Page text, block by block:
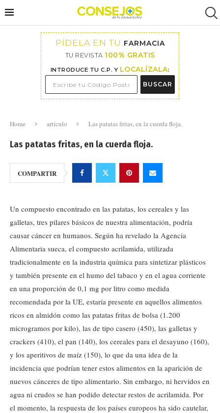
PÍDELA EN TU FARMACIA
TU REVISTA 100% GRATIS
INTRODUCE TU C.P. Y LOCALÍZALA:
BUSCAR
Home artículo Las patatas fritas, en la cuerda floja.
Las patatas fritas, en la cuerda floja.
COMPARTIR
Un compuesto encontrado en las patatas, los cereales y las
galletas, tres pilares básicos de nuestra alimentación, podría
causar cáncer en humanos. Según ha revelado la Agencia
Alimentaria sueca, el compuesto acrilamida, utilizada
tradicionalmente en la industria química para sintetizar plásticos
y también presente en el humo del tabaco y en el agua corriente
en una proporción de 0,1 mg por litro como medida
recomendada por la UE, estaría presente en aquellos alimentos
ricos en almidón como las patatas fritas de bolsa (1.200
microgramos por kilo), las de tipo casero (450), las galletas y
crackers (410), el pan (140), los cereales para el desayuno (160),
y los aperitivos de maíz (150), lo que da una idea de la
incidencia que podrían tener estos alimentos en la aparición de
nuevos cánceres de tipo alimentario. Sin embargo, ni hervidos en
agua ni crudos se han podido detectar restos de acrilamida. Por
el momento, la respuesta de los países europeos ha sido cautelar,